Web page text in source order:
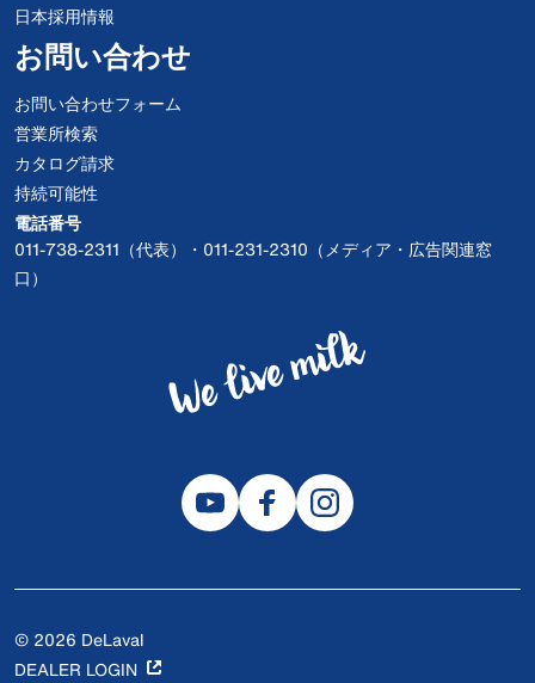
日本採用情報
お問い合わせ
お問い合わせフォーム
営業所検索
カタログ請求
持続可能性
電話番号
011-738-2311（代表）・011-231-2310（メディア・広告関連窓
口）
© 2026 DeLaval
DEALER LOGIN